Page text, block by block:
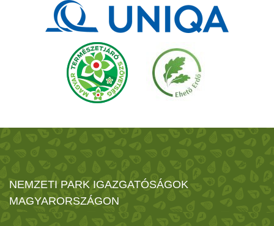
NEMZETI PARK IGAZGATÓSÁGOK
MAGYARORSZÁGON